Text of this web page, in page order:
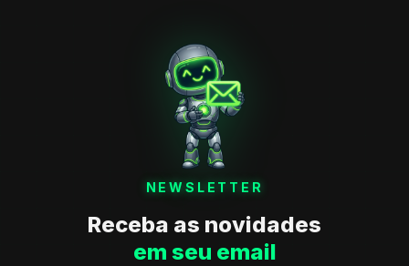
NEWSLETTER
Receba as novidades
em seu email